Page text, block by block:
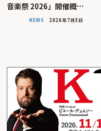
音楽祭 2026」開催概…
NEWS 2026年7月3日